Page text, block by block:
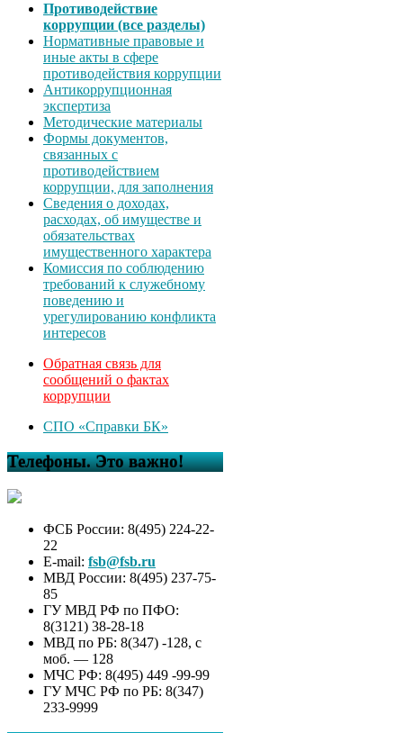
Противодействие
коррупции (все разделы)
Нормативные правовые и
иные акты в сфере
противодействия коррупции
Антикоррупционная
экспертиза
Методические материалы
Формы документов,
связанных с
противодействием
коррупции, для заполнения
Сведения о доходах,
расходах, об имуществе и
обязательствах
имущественного характера
Комиссия по соблюдению
требований к служебному
поведению и
урегулированию конфликта
интересов
Обратная связь для
сообщений о фактах
коррупции
СПО «Справки БК»
Телефоны. Это важно!
ФСБ России: 8(495) 224-22-
22
E-mail: fsb@fsb.ru
МВД России: 8(495) 237-75-
85
ГУ МВД РФ по ПФО:
8(3121) 38-28-18
МВД по РБ: 8(347) -128, с
моб. — 128
МЧС РФ: 8(495) 449 -99-99
ГУ МЧС РФ по РБ: 8(347)
233-9999